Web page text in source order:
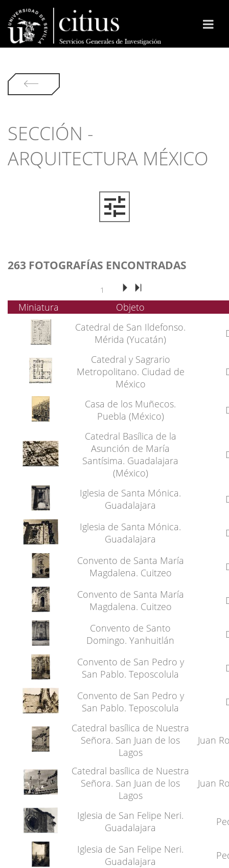
SECCIÓN -
ARQUITECTURA MÉXICO
263 FOTOGRAFÍAS ENCONTRADAS
1
Miniatura
Objeto
Catedral de San Ildefonso.
Mérida (Yucatán)
Catedral y Sagrario
Metropolitano. Ciudad de
México
Casa de los Muñecos.
Puebla (México)
Catedral Basílica de la
Asunción de María
Santísima. Guadalajara
(México)
Iglesia de Santa Mónica.
Guadalajara
Iglesia de Santa Mónica.
Guadalajara
Convento de Santa María
Magdalena. Cuitzeo
Convento de Santa María
Magdalena. Cuitzeo
Convento de Santo
Domingo. Yanhuitlán
Convento de San Pedro y
San Pablo. Teposcolula
Convento de San Pedro y
San Pablo. Teposcolula
Catedral basílica de Nuestra
Señora. San Juan de los
Lagos
Juan
Catedral basílica de Nuestra
Señora. San Juan de los
Lagos
Juan
Iglesia de San Felipe Neri.
Guadalajara
Iglesia de San Felipe Neri.
Guadalajara